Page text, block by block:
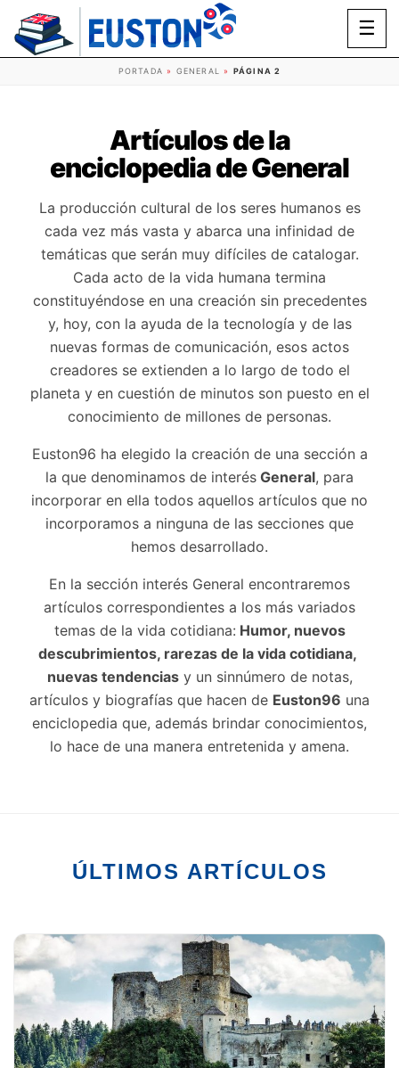
☰
PORTADA » GENERAL » PÁGINA 2
Artículos de la
enciclopedia de General
La producción cultural de los seres humanos es
cada vez más vasta y abarca una infinidad de
temáticas que serán muy difíciles de catalogar.
Cada acto de la vida humana termina
constituyéndose en una creación sin precedentes
y, hoy, con la ayuda de la tecnología y de las
nuevas formas de comunicación, esos actos
creadores se extienden a lo largo de todo el
planeta y en cuestión de minutos son puesto en el
conocimiento de millones de personas.
Euston96 ha elegido la creación de una sección a
la que denominamos de interés General, para
incorporar en ella todos aquellos artículos que no
incorporamos a ninguna de las secciones que
hemos desarrollado.
En la sección interés General encontraremos
artículos correspondientes a los más variados
temas de la vida cotidiana: Humor, nuevos
descubrimientos, rarezas de la vida cotidiana,
nuevas tendenciasy un sinnúmero de notas,
artículos y biografías que hacen de Euston96 una
enciclopedia que, además brindar conocimientos,
lo hace de una manera entretenida y amena.
ÚLTIMOS ARTÍCULOS